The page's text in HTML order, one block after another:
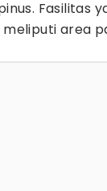
Fasilitas
area